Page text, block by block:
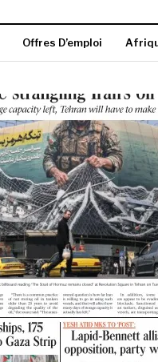
Offres D’emploi